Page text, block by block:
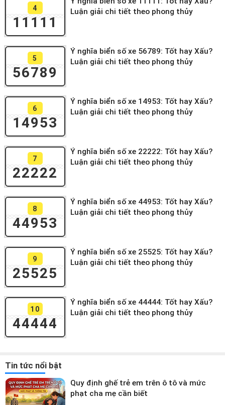
4
11111
Luận giải chi tiết theo phong thủy
5
56789
Ý nghĩa biển số xe 56789: Tốt hay Xấu?
Luận giải chi tiết theo phong thủy
6
14953
Ý nghĩa biển số xe 14953: Tốt hay Xấu?
Luận giải chi tiết theo phong thủy
7
22222
Ý nghĩa biển số xe 22222: Tốt hay Xấu?
Luận giải chi tiết theo phong thủy
8
44953
Ý nghĩa biển số xe 44953: Tốt hay Xấu?
Luận giải chi tiết theo phong thủy
9
25525
Ý nghĩa biển số xe 25525: Tốt hay Xấu?
Luận giải chi tiết theo phong thủy
10
44444
Ý nghĩa biển số xe 44444: Tốt hay Xấu?
Luận giải chi tiết theo phong thủy
Tin tức nổi bật
Quy định ghế trẻ em trên ô tô và mức
phạt cha mẹ cần biết